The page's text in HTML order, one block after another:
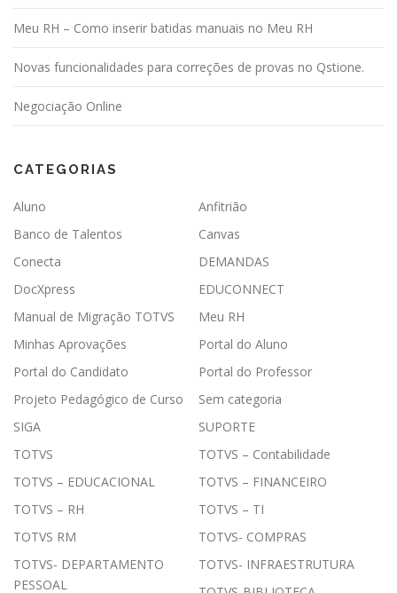
t
Meu RH – Como inserir batidas manuais no Meu RH
Novas funcionalidades para correções de provas no Qstione.
Negociação Online
CATEGORIAS
Aluno
Anfitrião
Banco de Talentos
Canvas
Conecta
DEMANDAS
DocXpress
EDUCONNECT
Manual de Migração TOTVS
Meu RH
Minhas Aprovações
Portal do Aluno
Portal do Candidato
Portal do Professor
Projeto Pedagógico de Curso
Sem categoria
SIGA
SUPORTE
TOTVS
TOTVS – Contabilidade
TOTVS – EDUCACIONAL
TOTVS – FINANCEIRO
TOTVS – RH
TOTVS – TI
TOTVS RM
TOTVS- COMPRAS
TOTVS- DEPARTAMENTO
PESSOAL
TOTVS- INFRAESTRUTURA